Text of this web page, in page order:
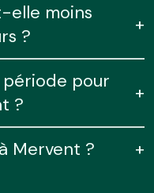
elle moins
?
+
période pour
?
+
Mervent ? +